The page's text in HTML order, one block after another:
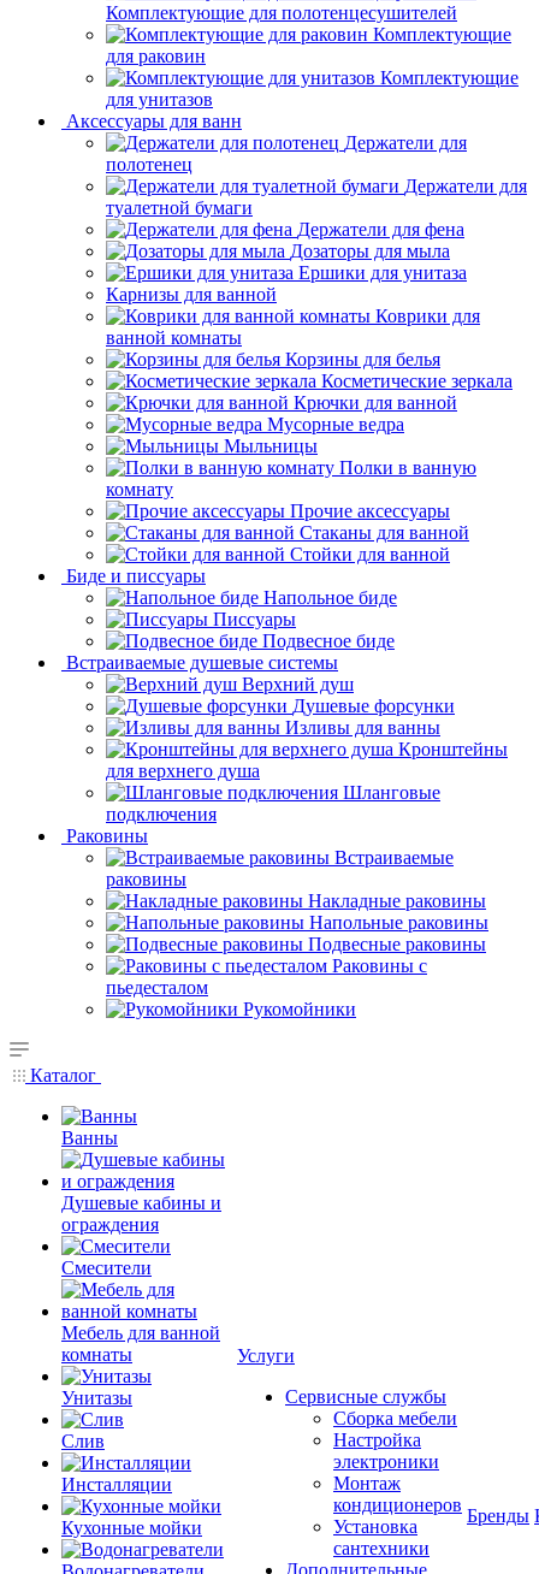
Комплектующие для полотенцесушителей
Комплектующие
для раковин
Комплектующие
для унитазов
Аксессуары для ванн
Держатели для
полотенец
Держатели для
туалетной бумаги
Держатели для фена
Дозаторы для мыла
Ершики для унитаза
Карнизы для ванной
Коврики для
ванной комнаты
Корзины для белья
Косметические зеркала
Крючки для ванной
Мусорные ведра
Мыльницы
Полки в ванную
комнату
Прочие аксессуары
Стаканы для ванной
Стойки для ванной
Биде и писсуары
Напольное биде
Писсуары
Подвесное биде
Встраиваемые душевые системы
Верхний душ
Душевые форсунки
Изливы для ванны
Кронштейны
для верхнего душа
Шланговые
подключения
Раковины
Встраиваемые
раковины
Накладные раковины
Напольные раковины
Подвесные раковины
Раковины с
пьедесталом
Рукомойники
Каталог
Ванны
Душевые кабины и
ограждения
Смесители
Мебель для ванной
комнаты
Унитазы
Слив
Инсталляции
Кухонные мойки
Услуги
Сервисные службы
Сборка мебели
Настройка
электроники
Монтаж
кондиционеров
Установка
сантехники
Дополнительные
Бренды